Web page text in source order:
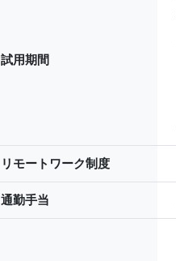
試用期間
リモートワーク制度
通勤手当